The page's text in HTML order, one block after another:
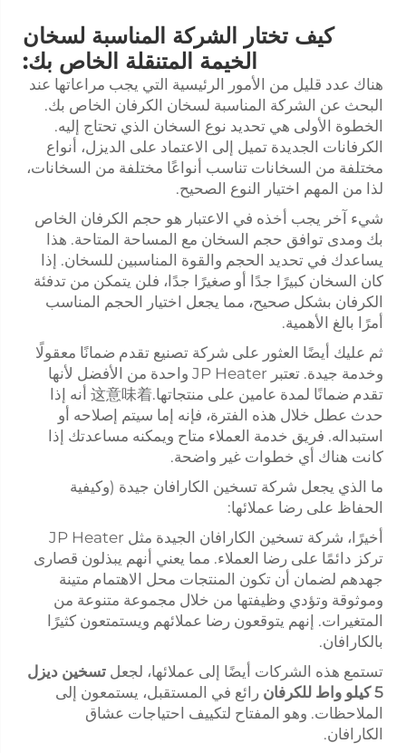
كيف تختار الشركة المناسبة لسخان
الخيمة المتنقلة الخاص بك:
هناك عدد قليل من الأمور الرئيسية التي يجب مراعاتها عند
البحث عن الشركة المناسبة لسخان الكرفان الخاص بك.
الخطوة الأولى هي تحديد نوع السخان الذي تحتاج إليه.
الكرفانات الجديدة تميل إلى الاعتماد على الديزل، أنواع
مختلفة من السخانات تناسب أنواعًا مختلفة من السخانات،
لذا من المهم اختيار النوع الصحيح.
شيء آخر يجب أخذه في الاعتبار هو حجم الكرفان الخاص
بك ومدى توافق حجم السخان مع المساحة المتاحة. هذا
يساعدك في تحديد الحجم والقوة المناسبين للسخان. إذا
كان السخان كبيرًا جدًا أو صغيرًا جدًا، فلن يتمكن من تدفئة
الكرفان بشكل صحيح، مما يجعل اختيار الحجم المناسب
أمرًا بالغ الأهمية.
ثم عليك أيضًا العثور على شركة تصنيع تقدم ضمانًا معقولًا
وخدمة جيدة. تعتبر JP Heater واحدة من الأفضل لأنها
تقدم ضمانًا لمدة عامين على منتجاتها.这意味着 أنه إذا
حدث عطل خلال هذه الفترة، فإنه إما سيتم إصلاحه أو
استبداله. فريق خدمة العملاء متاح ويمكنه مساعدتك إذا
كانت هناك أي خطوات غير واضحة.
ما الذي يجعل شركة تسخين الكارافان جيدة (وكيفية
الحفاظ على رضا عملائها:
أخيرًا، شركة تسخين الكارافان الجيدة مثل JP Heater
تركز دائمًا على رضا العملاء. مما يعني أنهم يبذلون قصارى
جهدهم لضمان أن تكون المنتجات محل الاهتمام متينة
وموثوقة وتؤدي وظيفتها من خلال مجموعة متنوعة من
المتغيرات. إنهم يتوقعون رضا عملائهم ويستمتعون كثيرًا
بالكارافان.
تستمع هذه الشركات أيضًا إلى عملائها، لجعل تسخين ديزل
5 كيلو واط للكرفان
رائع في المستقبل، يستمعون إلى
الملاحظات. وهو المفتاح لتكييف احتياجات عشاق
الكارافان.